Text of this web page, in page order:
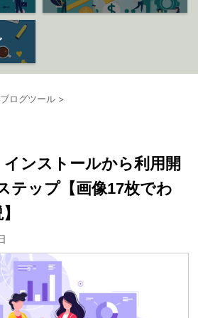
ブログツール >
インストールから利用開
テップ【画像17枚でわ